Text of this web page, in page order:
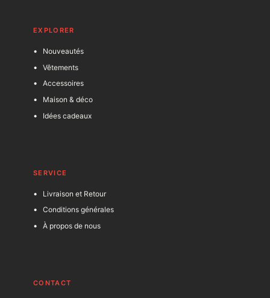
EXPLORER
Nouveautés
Vêtements
Accessoires
Maison & déco
Idées cadeaux
SERVICE
Livraison et Retour
Conditions générales
À propos de nous
CONTACT